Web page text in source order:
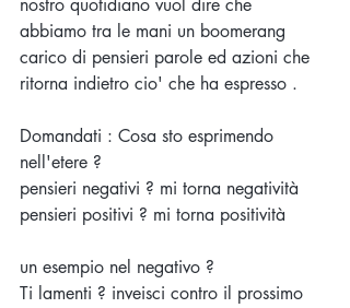
nostro quotidiano vuol dire che
abbiamo tra le mani un boomerang
carico di pensieri parole ed azioni che
ritorna indietro cio' che ha espresso .
Domandati : Cosa sto esprimendo
nell'etere ?
pensieri negativi ? mi torna negatività
pensieri positivi ? mi torna positività
un esempio nel negativo ?
Ti lamenti ? inveisci contro il prossimo